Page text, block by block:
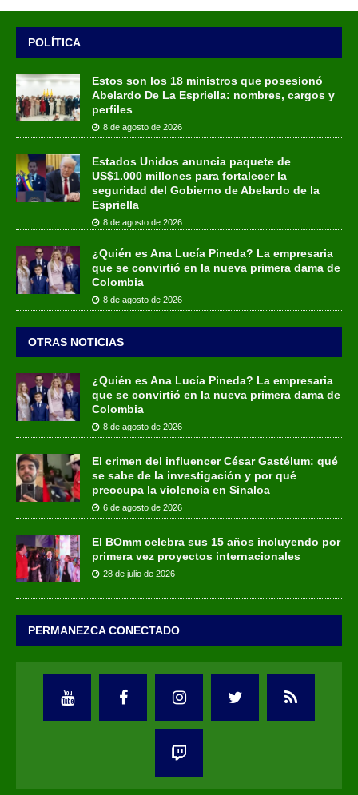
POLÍTICA
Estos son los 18 ministros que posesionó
Abelardo De La Espriella: nombres, cargos y
perfiles
8 de agosto de 2026
Estados Unidos anuncia paquete de
US$1.000 millones para fortalecer la
seguridad del Gobierno de Abelardo de la
Espriella
8 de agosto de 2026
¿Quién es Ana Lucía Pineda? La empresaria
que se convirtió en la nueva primera dama de
Colombia
8 de agosto de 2026
OTRAS NOTICIAS
¿Quién es Ana Lucía Pineda? La empresaria
que se convirtió en la nueva primera dama de
Colombia
8 de agosto de 2026
El crimen del influencer César Gastélum: qué
se sabe de la investigación y por qué
preocupa la violencia en Sinaloa
6 de agosto de 2026
El BOmm celebra sus 15 años incluyendo por
primera vez proyectos internacionales
28 de julio de 2026
PERMANEZCA CONECTADO